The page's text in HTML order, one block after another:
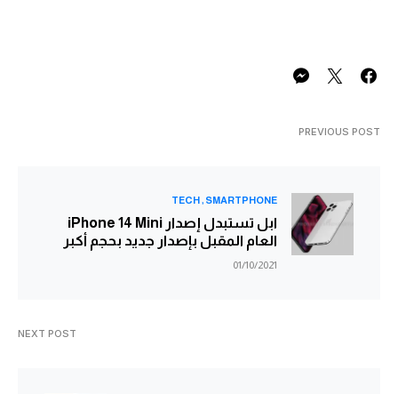
PREVIOUS POST
SMARTPHONE
TECH
ابل تستبدل إصدار iPhone 14 Mini
العام المقبل بإصدار جديد بحجم أكبر
01/10/2021
NEXT POST